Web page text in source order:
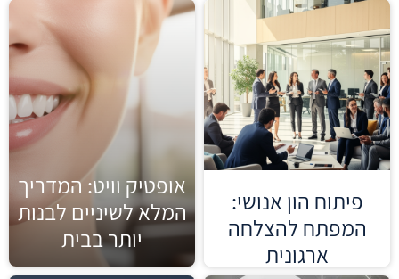
פיתוח הון אנושי:
המפתח להצלחה
ארגונית
אופטיק וויט: המדריך
המלא לשיניים לבנות
יותר בבית